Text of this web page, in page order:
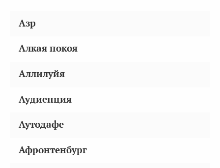
Азр
Алкая покоя
Аллилуйя
Аудиенция
Аутодафе
Афронтенбург